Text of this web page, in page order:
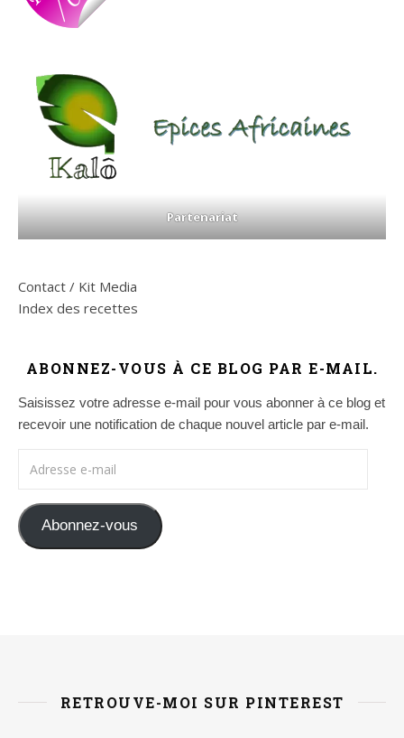
Partenariat
Contact / Kit Media
Index des recettes
ABONNEZ-VOUS À CE BLOG PAR E-MAIL.
Saisissez votre adresse e-mail pour vous abonner à ce blog et
recevoir une notification de chaque nouvel article par e-mail.
Abonnez-vous
RETROUVE-MOI SUR PINTEREST